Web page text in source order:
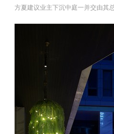
方夏建议业主下沉中庭一并交由其